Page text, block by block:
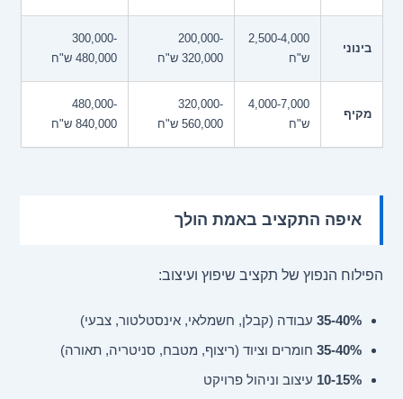
בינוני
2,500-4,000
ש"ח
200,000-
320,000 ש"ח
300,000-
480,000 ש"ח
מקיף
4,000-7,000
ש"ח
320,000-
560,000 ש"ח
480,000-
840,000 ש"ח
איפה התקציב באמת הולך
הפילוח הנפוץ של תקציב שיפוץ ועיצוב:
35-40% עבודה (קבלן, חשמלאי, אינסטלטור, צבעי)
35-40% חומרים וציוד (ריצוף, מטבח, סניטריה, תאורה)
10-15% עיצוב וניהול פרויקט